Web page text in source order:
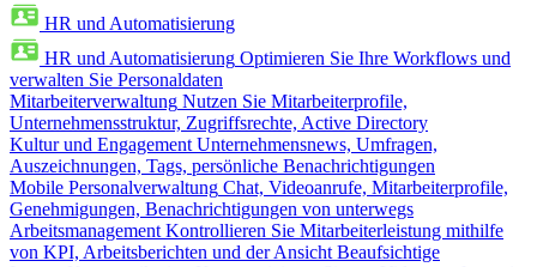
HR und Automatisierung
HR und Automatisierung Optimieren Sie Ihre Workflows und
verwalten Sie Personaldaten
Mitarbeiterverwaltung Nutzen Sie Mitarbeiterprofile,
Unternehmensstruktur, Zugriffsrechte, Active Directory
Kultur und Engagement Unternehmensnews, Umfragen,
Auszeichnungen, Tags, persönliche Benachrichtigungen
Mobile Personalverwaltung Chat, Videoanrufe, Mitarbeiterprofile,
Genehmigungen, Benachrichtigungen von unterwegs
Arbeitsmanagement Kontrollieren Sie Mitarbeiterleistung mithilfe
von KPI, Arbeitsberichten und der Ansicht Beaufsichtige